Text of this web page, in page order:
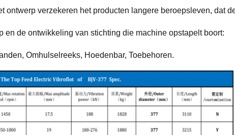
ontwerp verzekeren het producten langere beroepsleven, dat
en de ontwikkeling van stichting die machine opstapelt boort:
Omhulselreeks, Hoedenbar, Toebehoren.